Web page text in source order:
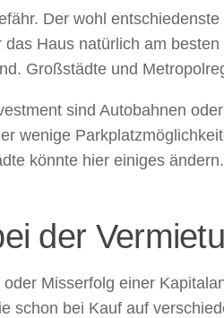
Der wohl
Haus natürlich am
Großstädte und
sind Autobahnen
wenige
könnte hier einiges
der
Misserfolg einer
schon bei Kauf auf